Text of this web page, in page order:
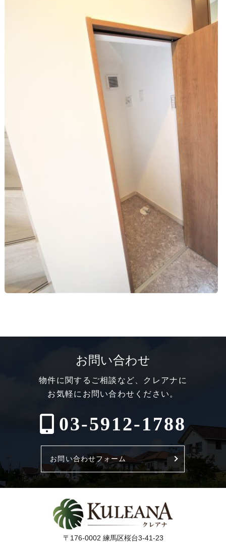
お問い合わせ
物件に関するご相談など、クレアナに
お気軽にお問い合わせください。
03-5912-1788
お問い合わせフォーム
〒176-0002 練馬区桜台3-41-23